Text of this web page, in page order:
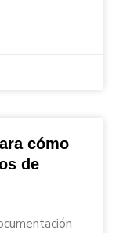
cómo
de